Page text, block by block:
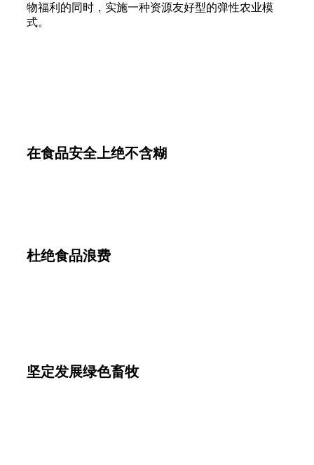
物福利的同时，实施一种资源友好型的弹性农业模
式。
在食品安全上绝不含糊
杜绝食品浪费
坚定发展绿色畜牧